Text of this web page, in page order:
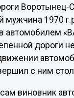
Воротынец-
мужчина 1970
автомобилем
дороги
с ним
виновник